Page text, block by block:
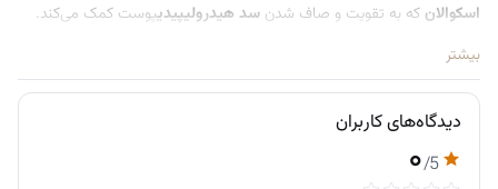
اسکوالان که به تقویت و صاف شدن سد هیدرولیپیدیپوست کمک می‌کند.
تسکین‌دهنده دارد. این بالم ترک‌ها و خشکی لب‌ها را
نرم و لطیفمی‌سازد.
بالم در یک
بسته‌بندی کاربردی با طراحی خاص
محصولبدون عطر و وگان
بیشتر
دیدگاه‌های کاربران
۰/5